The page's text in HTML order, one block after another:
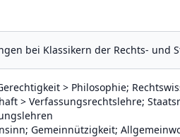
bei Klassikern der Rechts- und
> Philosophie;
> Verfassungsrechtslehre;
Gemeinnützigkeit;